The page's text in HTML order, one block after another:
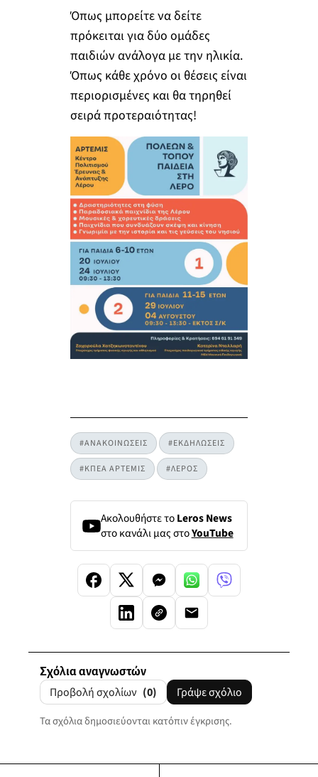
Όπως μπορείτε να δείτε
πρόκειται για δύο ομάδες
παιδιών ανάλογα με την ηλικία.
Όπως κάθε χρόνο οι θέσεις είναι
περιορισμένες και θα τηρηθεί
σειρά προτεραιότητας!
#ΑΝΑΚΟΙΝΩΣΕΙΣ #ΕΚΔΗΛΩΣΕΙΣ
#ΚΠΕΑ ΑΡΤΕΜΙΣ #ΛΕΡΟΣ
Ακολουθήστε τοLeros News
στο κανάλι μας στοYouTube
Σχόλια αναγνωστών
Προβολή σχολίων (0) Γράψε σχόλιο
Τα σχόλια δημοσιεύονται κατόπιν έγκρισης.